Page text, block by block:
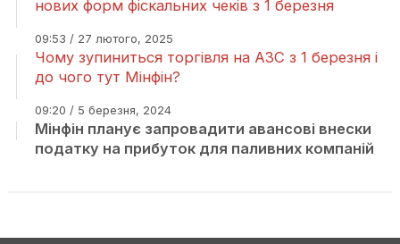
нових форм фіскальних чеків з 1 березня
09:53 / 27 лютого, 2025
Чому зупиниться торгівля на АЗС з 1 березня і
до чого тут Мінфін?
09:20 / 5 березня, 2024
Мінфін планує запровадити авансові внески
податку на прибуток для паливних компаній